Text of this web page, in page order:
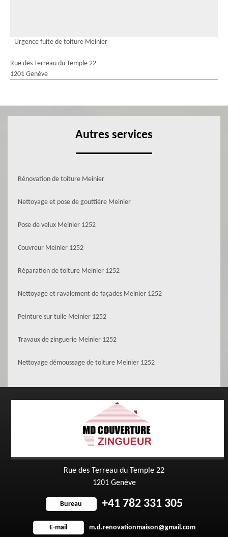
Urgence fuite de toiture Meinier
Rue des Terreau du Temple 22
1201 Genève
Autres services
Rénovation de toiture Meinier
Nettoyage et pose de gouttière Meinier
Pose de velux Meinier 1252
Couvreur Meinier 1252
Réparation de toiture Meinier 1252
Nettoyage et ravalement de façades Meinier 1252
Peinture sur tuile Meinier 1252
Travaux de zinguerie Meinier 1252
Nettoyage démoussage de toiture Meinier 1252
Rue des Terreau du Temple 22
1201 Genève
Bureau +41 782 331 305
E-mail m.d.renovationmaison@gmail.com